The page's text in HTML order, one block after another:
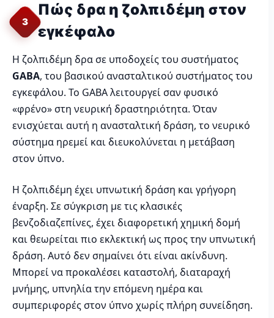
3
Πώς δρα η ζολπιδέμη στον
εγκέφαλο
Η ζολπιδέμη δρα σε υποδοχείς του συστήματος
GABA, του βασικού ανασταλτικού συστήματος του
εγκεφάλου. Το GABA λειτουργεί σαν φυσικό
«φρένο» στη νευρική δραστηριότητα. Όταν
ενισχύεται αυτή η ανασταλτική δράση, το νευρικό
σύστημα ηρεμεί και διευκολύνεται η μετάβαση
στον ύπνο.
Η ζολπιδέμη έχει υπνωτική δράση και γρήγορη
έναρξη. Σε σύγκριση με τις κλασικές
βενζοδιαζεπίνες, έχει διαφορετική χημική δομή
και θεωρείται πιο εκλεκτική ως προς την υπνωτική
δράση. Αυτό δεν σημαίνει ότι είναι ακίνδυνη.
Μπορεί να προκαλέσει καταστολή, διαταραχή
μνήμης, υπνηλία την επόμενη ημέρα και
συμπεριφορές στον ύπνο χωρίς πλήρη συνείδηση.